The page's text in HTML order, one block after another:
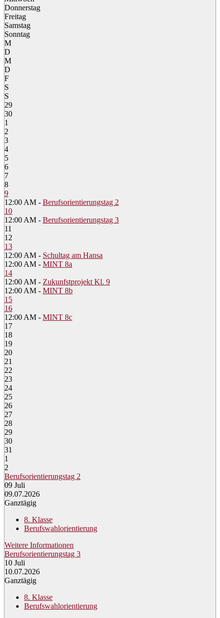
Donnerstag
Freitag
Samstag
Sonntag
M
D
M
D
F
S
S
29
30
1
2
3
4
5
6
7
8
9
12:00 AM - Berufsorientierungstag 2
10
12:00 AM - Berufsorientierungstag 3
11
12
13
12:00 AM - Schultag am Hansa
12:00 AM - MINT 8a
14
12:00 AM - Zukunfstprojekt Kl. 9
12:00 AM - MINT 8b
15
16
12:00 AM - MINT 8c
17
18
19
20
21
22
23
24
25
26
27
28
29
30
31
1
2
Berufsorientierungstag 2
09 Juli
09.07.2026
Ganztägig
8. Klasse
Berufswahlorientierung
Weitere Informationen
Berufsorientierungstag 3
10 Juli
10.07.2026
Ganztägig
8. Klasse
Berufswahlorientierung